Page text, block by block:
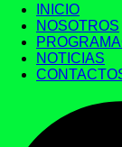
INICIO
NOSOTROS
NOTICIAS